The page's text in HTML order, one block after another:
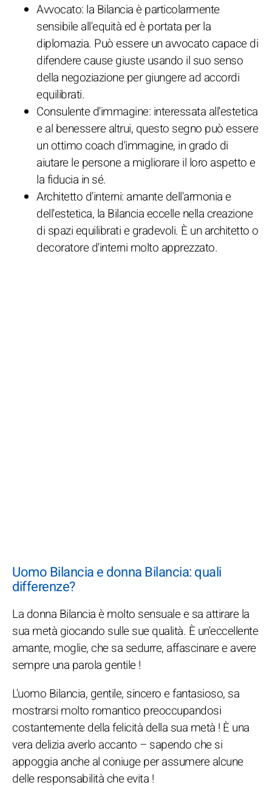
Avvocato: la Bilancia è particolarmente
sensibile all'equità ed è portata per la
diplomazia. Può essere un avvocato capace di
difendere cause giuste usando il suo senso
della negoziazione per giungere ad accordi
equilibrati.
Consulente d'immagine: interessata all'estetica
e al benessere altrui, questo segno può essere
un ottimo coach d'immagine, in grado di
aiutare le persone a migliorare il loro aspetto e
la fiducia in sé.
Architetto d'interni: amante dell'armonia e
dell'estetica, la Bilancia eccelle nella creazione
di spazi equilibrati e gradevoli. È un architetto o
decoratore d'interni molto apprezzato.
Uomo Bilancia e donna Bilancia: quali
differenze?
La donna Bilancia è molto sensuale e sa attirare la
sua metà giocando sulle sue qualità. È un'eccellente
amante, moglie, che sa sedurre, affascinare e avere
sempre una parola gentile !
L'uomo Bilancia, gentile, sincero e fantasioso, sa
mostrarsi molto romantico preoccupandosi
costantemente della felicità della sua metà ! È una
vera delizia averlo accanto – sapendo che si
appoggia anche al coniuge per assumere alcune
delle responsabilità che evita !